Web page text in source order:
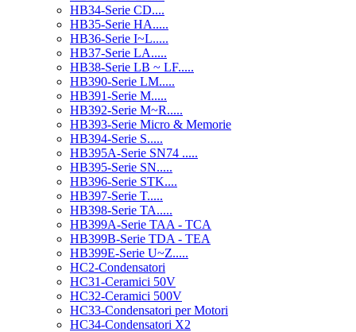
HB34-Serie CD....
HB35-Serie HA.....
HB36-Serie I~L.....
HB37-Serie LA.....
HB38-Serie LB ~ LF.....
HB390-Serie LM.....
HB391-Serie M.....
HB392-Serie M~R.....
HB393-Serie Micro & Memorie
HB394-Serie S.....
HB395A-Serie SN74 .....
HB395-Serie SN.....
HB396-Serie STK....
HB397-Serie T.....
HB398-Serie TA.....
HB399A-Serie TAA - TCA
HB399B-Serie TDA - TEA
HB399E-Serie U~Z.....
HC2-Condensatori
HC31-Ceramici 50V
HC32-Ceramici 500V
HC33-Condensatori per Motori
HC34-Condensatori X2